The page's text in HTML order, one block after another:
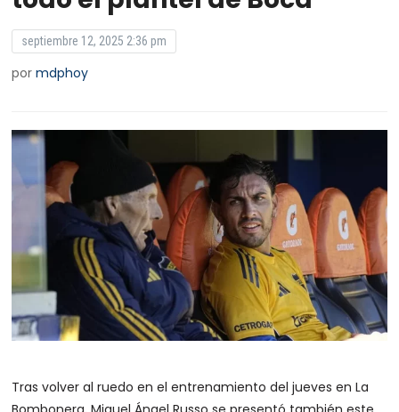
septiembre 12, 2025 2:36 pm
pormdphoy
Tras volver al ruedo en el entrenamiento del jueves en La